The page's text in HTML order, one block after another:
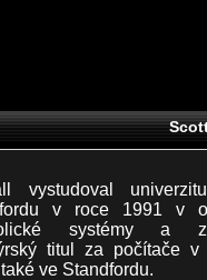
vystudoval
v roce 1991 v
systémy a
titul za počítače v
ve Standfordu.